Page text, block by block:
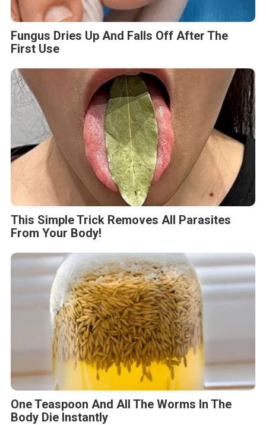
Fungus Dries Up And Falls Off After The
First Use
This Simple Trick Removes All Parasites
From Your Body!
One Teaspoon And All The Worms In The
Body Die Instantly